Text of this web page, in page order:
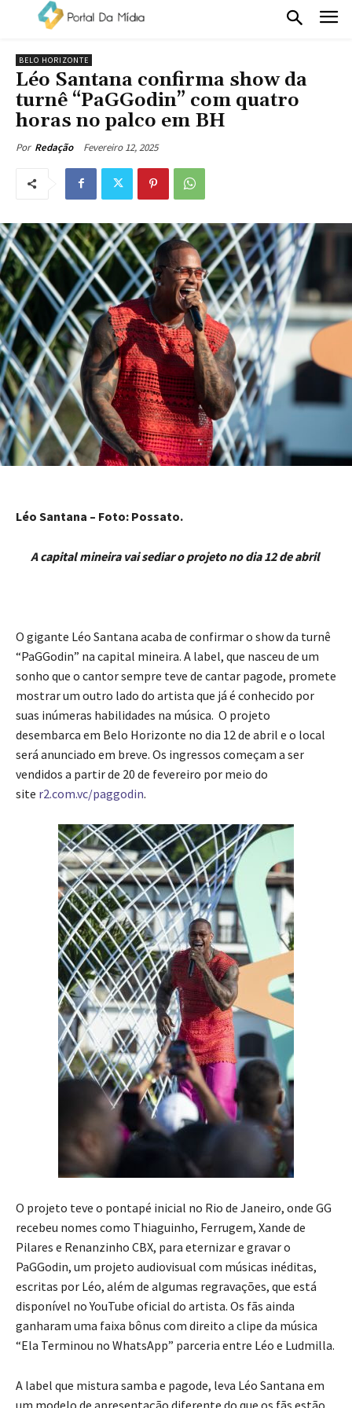
BELO HORIZONTE
Léo Santana confirma show da
turnê “PaGGodin” com quatro
horas no palco em BH
Por Redação Fevereiro 12, 2025
Léo Santana – Foto: Possato.
A capital mineira vai sediar o projeto no dia 12 de abril
O gigante Léo Santana acaba de confirmar o show da turnê
“PaGGodin” na capital mineira. A label, que nasceu de um
sonho que o cantor sempre teve de cantar pagode, promete
mostrar um outro lado do artista que já é conhecido por
suas inúmeras habilidades na música. O projeto
desembarca em Belo Horizonte no dia 12 de abril e o local
será anunciado em breve. Os ingressos começam a ser
vendidos a partir de 20 de fevereiro por meio do
site r2.com.vc/paggodin.
O projeto teve o pontapé inicial no Rio de Janeiro, onde GG
recebeu nomes como Thiaguinho, Ferrugem, Xande de
Pilares e Renanzinho CBX, para eternizar e gravar o
PaGGodin, um projeto audiovisual com músicas inéditas,
escritas por Léo, além de algumas regravações, que está
disponível no YouTube oficial do artista. Os fãs ainda
ganharam uma faixa bônus com direito a clipe da música
“Ela Terminou no WhatsApp” parceria entre Léo e Ludmilla.
A label que mistura samba e pagode, leva Léo Santana em